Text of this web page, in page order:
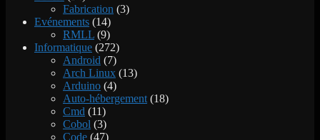
Fabrication (3)
Evénements (14)
RMLL (9)
Informatique (272)
Android (7)
Arch Linux (13)
Arduino (4)
Auto-hébergement (18)
Cmd (11)
Cobol (3)
Code (47)